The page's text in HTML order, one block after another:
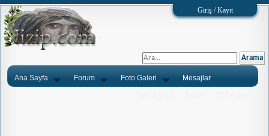
Giriş / Kayıt
Ana Sayfa Forum Foto Galeri Mesajlar